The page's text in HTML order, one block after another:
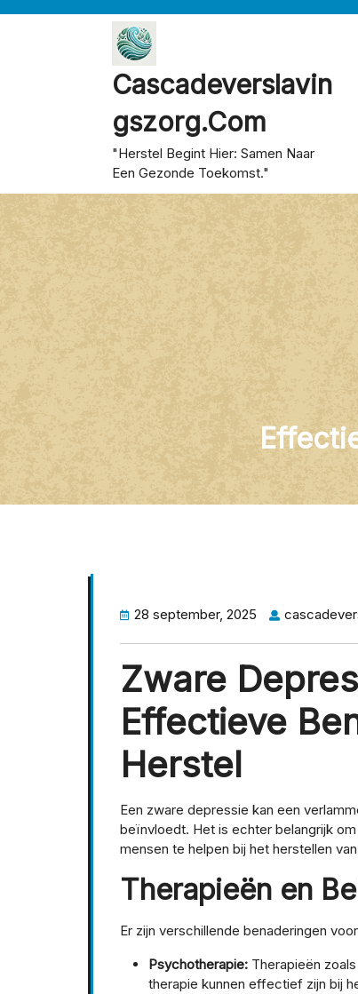
Cascadeverslavin
Gszorg.com
"Herstel Begint Hier: Samen Naar
Een Gezonde Toekomst."
28 september, 2025
Zware
Effectieve
Herstel
Een zware depressie kan een
beïnvloedt. Het is echter belangrijk
mensen te helpen bij het herstellen
Therapieën en
Er zijn verschillende benaderingen
Psychotherapie: Therapieën
therapie kunnen effectief zijn bij